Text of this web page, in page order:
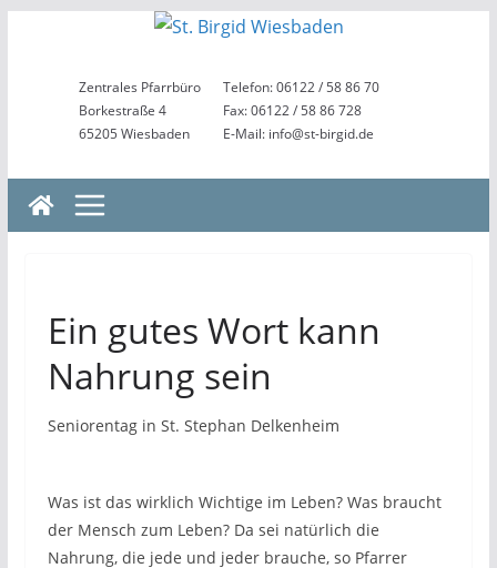
springenZentrales Pfarrbüro
Borkestraße 4
65205 Wiesbaden
Telefon: 06122 / 58 86 70
Fax: 06122 / 58 86 728
E-Mail: info@st-birgid.de
Ein gutes Wort kann
Nahrung sein
Seniorentag in St. Stephan Delkenheim
Was ist das wirklich Wichtige im Leben? Was braucht
der Mensch zum Leben? Da sei natürlich die
Nahrung, die jede und jeder brauche, so Pfarrer